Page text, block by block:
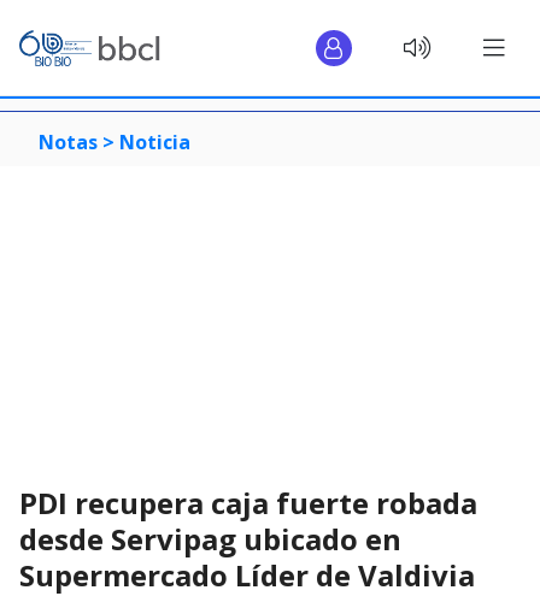
Notas > Noticia
PDI recupera caja fuerte robada
desde Servipag ubicado en
Supermercado Líder de Valdivia